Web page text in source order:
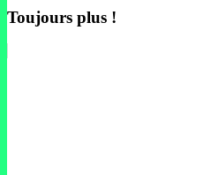
Toujours plus !